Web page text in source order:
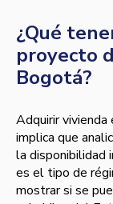
¿Qué
proyecto
Bogotá?
Adquirir vivienda
implica que
la disponibilidad
es el tipo de
mostrar si se